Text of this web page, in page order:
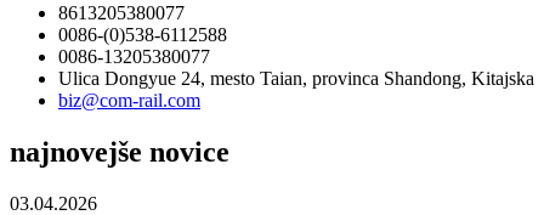
8613205380077
0086-(0)538-6112588
0086-13205380077
Ulica Dongyue 24, mesto Taian, provinca Shandong, Kitajska
biz@com-rail.com
najnovejše novice
03.04.2026